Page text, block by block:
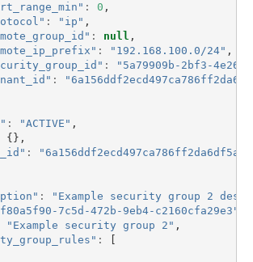
: 0 ,
: "ip" ,
: null ,
: "192.168.100.0/24" ,
:
"5a79909b-2bf3-4e26-
:
: "ACTIVE" ,
{},
:
:
"Example security group 2
7c5d-472b-9eb4-c2160cfa29e3"
"Example security group 2" ,
: